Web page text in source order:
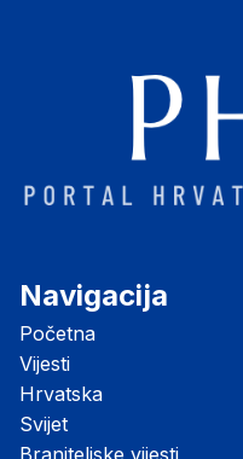
Navigacija
Početna
Vijesti
Hrvatska
Svijet